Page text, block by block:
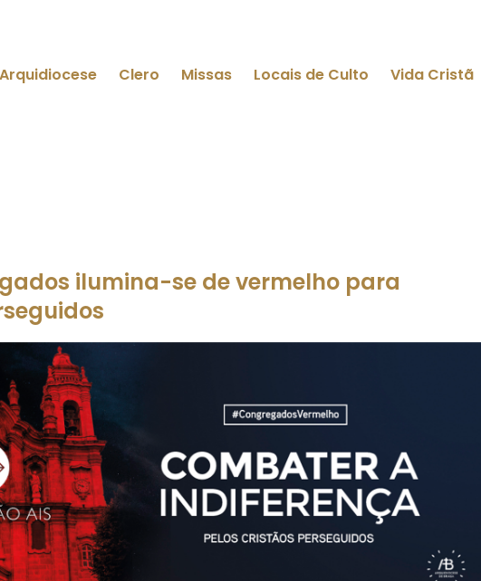
Arquidiocese Clero Missas Locais de Culto Vida Cristã
ilumina-se de vermelho para